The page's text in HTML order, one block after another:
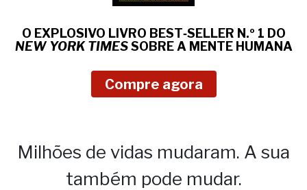
O EXPLOSIVO LIVRO BEST‑SELLER N.º 1 DO
NEW YORK TIMESSOBRE A MENTE HUMANA
Compre agora
Milhões de vidas mudaram. A sua
também pode mudar.